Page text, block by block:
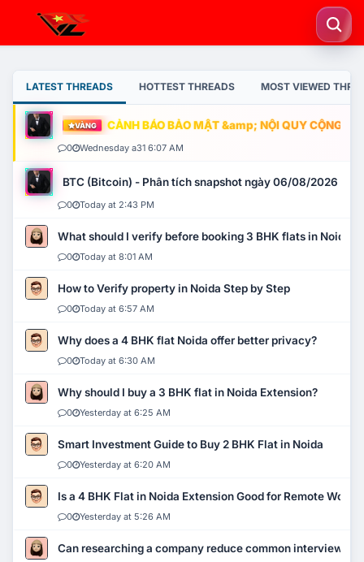
LATEST THREADS HOTTEST THREADS MOST VIEWED
VÀNG CẢNH BÁO BẢO MẬT &amp; NỘI QUY CỘNG
0 Wednesday a31 6:07 AM
BTC (Bitcoin) - Phân tích snapshot ngày 06/08/2026
0 Today at 2:43 PM
What should I verify before booking 3 BHK flats in Noida?
0 Today at 8:01 AM
How to Verify property in Noida Step by Step
0 Today at 6:57 AM
Why does a 4 BHK flat Noida offer better privacy?
0 Today at 6:30 AM
Why should I buy a 3 BHK flat in Noida Extension?
0 Yesterday at 6:25 AM
Smart Investment Guide to Buy 2 BHK Flat in Noida
0 Yesterday at 6:20 AM
Is a 4 BHK Flat in Noida Extension Good for Remote Work?
0 Yesterday at 5:26 AM
Can researching a company reduce common interview